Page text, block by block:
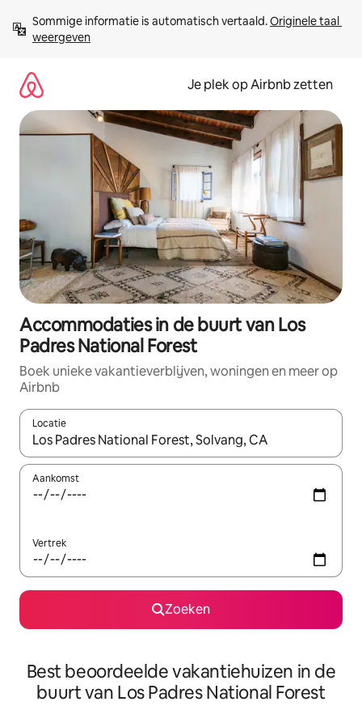
direct
naar
Sommige informatie is automatisch vertaald. Originele taal
weergeven
Je plek op Airbnb zetten
Accommodaties in de buurt van Los
Padres National Forest
Boek unieke vakantieverblijven, woningen en meer op
Airbnb
Locatie
Wanneer er resultaten beschikbaar zijn, maak je een keuze
Aankomst
Vertrek
Zoeken
Best beoordeelde vakantiehuizen in de
buurt van Los Padres National Forest